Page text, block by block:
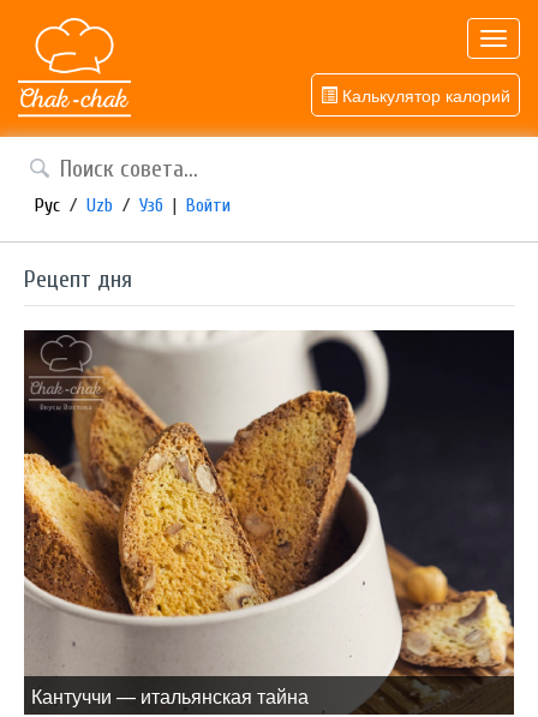
Калькулятор калорий
Рус / Uzb / Узб | Войти
Рецепт дня
Кантуччи — итальянская тайна